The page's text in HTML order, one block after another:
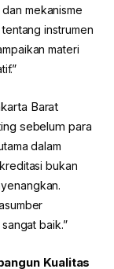
mekanisme
instrumen
materi
Barat
sebelum para
dalam
bukan
baik.”
Kualitas